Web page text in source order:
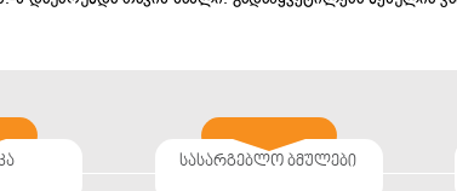
სასარგებლო ბმულები